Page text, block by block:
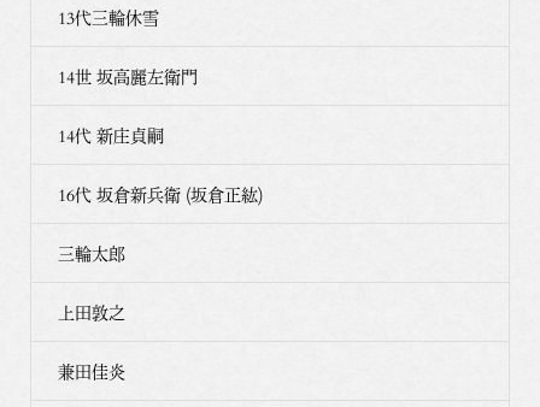
13代三輪休雪
14世 坂高麗左衛門
14代 新庄貞嗣
16代 坂倉新兵衛 (坂倉正紘)
三輪太郎
上田敦之
兼田佳炎